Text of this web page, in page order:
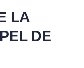
LA
DE